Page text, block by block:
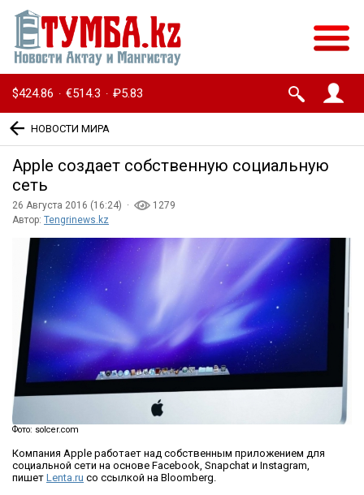
$424.86 · €514.3 · ₽5.83
НОВОСТИ МИРА
Apple создает собственную социальную
сеть
26 Августа 2016 (16:24) ·
1279
Автор: Tengrinews.kz
Фото: solcer.com
Компания Apple работает над собственным приложением для
социальной сети на основе Facebook, Snapchat и Instagram,
пишет Lenta.ru со ссылкой на Bloomberg.